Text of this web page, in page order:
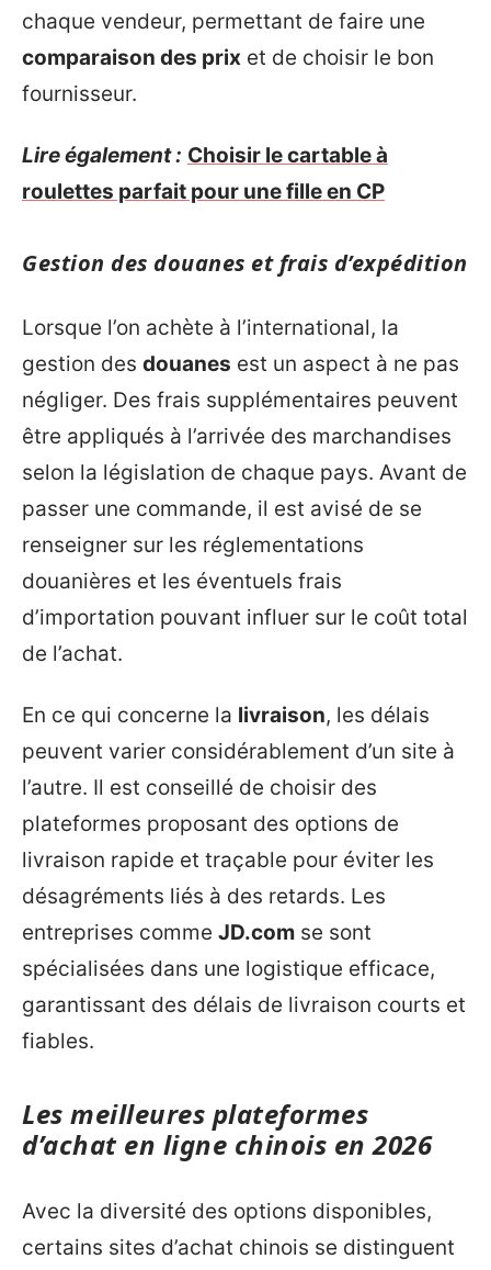
chaque vendeur, permettant de faire une
comparaison des prix et de choisir le bon
fournisseur.
Lire également : Choisir le cartable à
roulettes parfait pour une fille en CP
Gestion des douanes et frais d’expédition
Lorsque l’on achète à l’international, la
gestion des douanes est un aspect à ne pas
négliger. Des frais supplémentaires peuvent
être appliqués à l’arrivée des marchandises
selon la législation de chaque pays. Avant de
passer une commande, il est avisé de se
renseigner sur les réglementations
douanières et les éventuels frais
d’importation pouvant influer sur le coût total
de l’achat.
En ce qui concerne la livraison, les délais
peuvent varier considérablement d’un site à
l’autre. Il est conseillé de choisir des
plateformes proposant des options de
livraison rapide et traçable pour éviter les
désagréments liés à des retards. Les
entreprises comme JD.com se sont
spécialisées dans une logistique efficace,
garantissant des délais de livraison courts et
fiables.
Les meilleures plateformes
d’achat en ligne chinois en 2026
Avec la diversité des options disponibles,
certains sites d’achat chinois se distinguent